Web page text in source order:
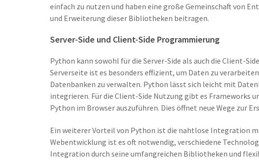
einfach zu nutzen und haben eine große Gemeinschaft von
und Erweiterung dieser Bibliotheken beitragen.
Server-Side und Client-Side Programmierung
Python kann sowohl für die Server-Side als auch die Client-
Serverseite ist es besonders effizient, um Daten zu
Datenbanken zu verwalten. Python lässt sich leicht mit
integrieren. Für die Client-Side Nutzung gibt es Frameworks
Python im Browser auszuführen. Dies öffnet neue Wege zur
Ein weiterer Vorteil von Python ist die nahtlose Integration
Webentwicklung ist es oft notwendig, verschiedene
Integration durch seine umfangreichen Bibliotheken und